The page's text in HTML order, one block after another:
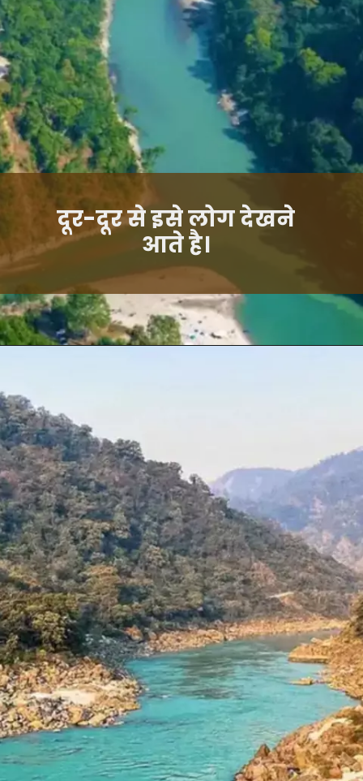
दूर-दूर से इसे लोग देखने
आते है।